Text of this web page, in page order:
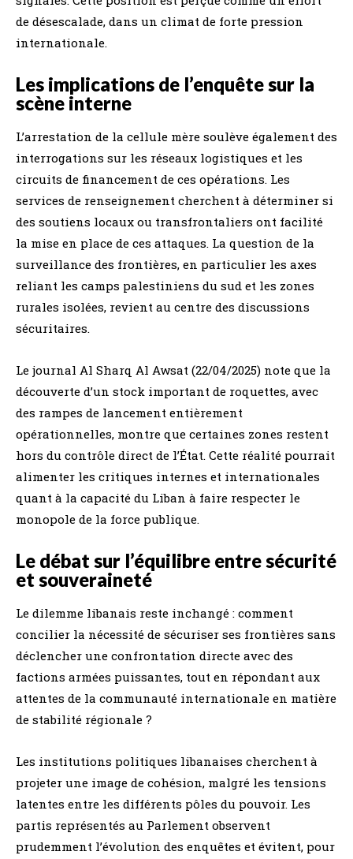
de désescalade, dans un climat de forte pression
internationale.
Les implications de l’enquête sur la
scène interne
L’arrestation de la cellule mère soulève également des
interrogations sur les réseaux logistiques et les
circuits de financement de ces opérations. Les
services de renseignement cherchent à déterminer si
des soutiens locaux ou transfrontaliers ont facilité
la mise en place de ces attaques. La question de la
surveillance des frontières, en particulier les axes
reliant les camps palestiniens du sud et les zones
rurales isolées, revient au centre des discussions
sécuritaires.
Le journal Al Sharq Al Awsat (22/04/2025) note que la
découverte d’un stock important de roquettes, avec
des rampes de lancement entièrement
opérationnelles, montre que certaines zones restent
hors du contrôle direct de l’État. Cette réalité pourrait
alimenter les critiques internes et internationales
quant à la capacité du Liban à faire respecter le
monopole de la force publique.
Le débat sur l’équilibre entre sécurité
et souveraineté
Le dilemme libanais reste inchangé : comment
concilier la nécessité de sécuriser ses frontières sans
déclencher une confrontation directe avec des
factions armées puissantes, tout en répondant aux
attentes de la communauté internationale en matière
de stabilité régionale ?
Les institutions politiques libanaises cherchent à
projeter une image de cohésion, malgré les tensions
latentes entre les différents pôles du pouvoir. Les
partis représentés au Parlement observent
prudemment l’évolution des enquêtes et évitent, pour